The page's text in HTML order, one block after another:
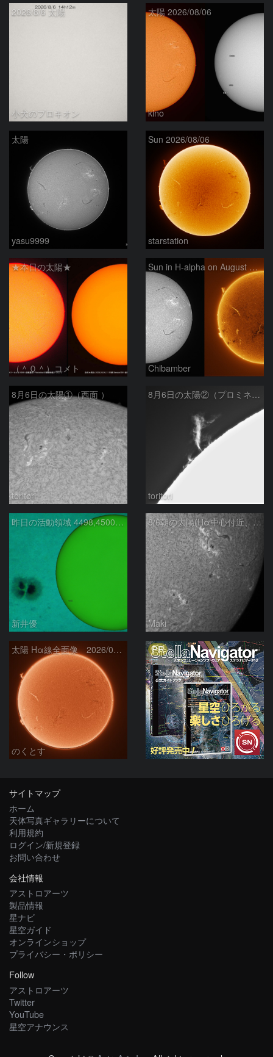
2026/8/6 太陽
小犬のプロキオン
太陽 2026/08/06
kino
太陽
yasu9999
Sun 2026/08/06
starstation
★本日の太陽★
（＾０＾）コメト
Sun in H-alpha on August 6, 2026
Chibamber
8月6日の太陽①（西面 ）
toritori
8月6日の太陽②（プロミネン北東縁 ）
toritori
昨日の活動領域 4498,4500：2026/08/05
新井優
8/6朝の太陽(Hα中心付近、4498、4502付近)
Maki
太陽 Hα線全面像 2026/08/06
のくとす
PR
サイトマップ
ホーム
天体写真ギャラリーについて
利用規約
ログイン/新規登録
お問い合わせ
会社情報
アストロアーツ
製品情報
星ナビ
星空ガイド
オンラインショップ
プライバシー・ポリシー
Follow
アストロアーツ
Twitter
YouTube
星空アナウンス